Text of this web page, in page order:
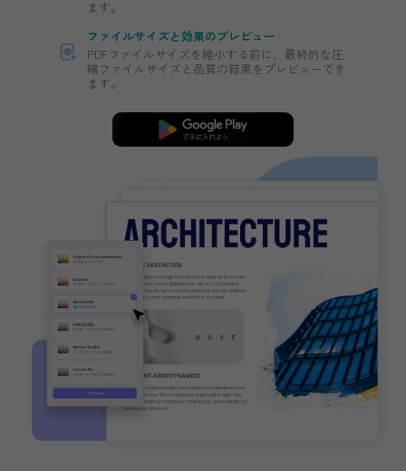
ロスレスである
元の品質を維持し、PDFファイルを一度にバッチ
PDFをバッチ圧縮する方法
ファイルサイズを小さくするために、ロス
最大、高、中、低のようなファイル品質を
ます。
ファイルサイズと効果のプレビュー
PDFファイルサイズを縮小する前に、最終的
縮ファイルサイズと品質の結果をプレビュ
ます。